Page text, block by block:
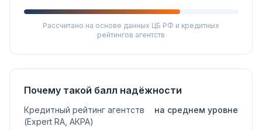
Рассчитано на основе данных ЦБ РФ и кредитных
рейтингов агентств
Почему такой балл надёжности
Кредитный рейтинг агентств
(Expert RA, АКРА)
на среднем уровне